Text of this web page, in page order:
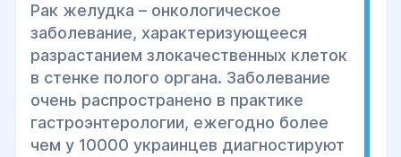
Рак желудка – онкологическое
заболевание, характеризующееся
разрастанием злокачественных клеток
в стенке полого органа. Заболевание
очень распространено в практике
гастроэнтерологии, ежегодно более
чем у 10000 украинцев диагностируют